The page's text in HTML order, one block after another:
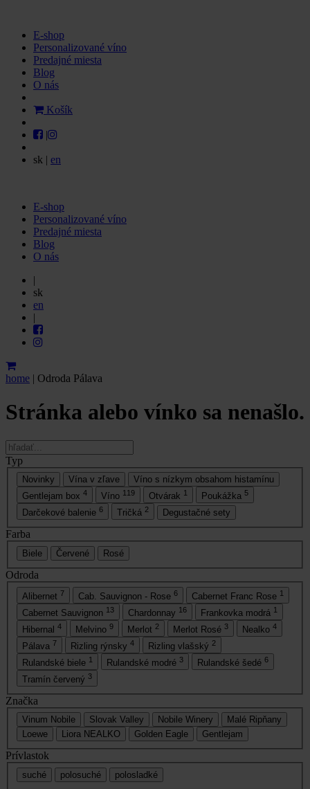
E-shop
Personalizované víno
Predajné miesta
Blog
O nás
Košík
|
sk | en
E-shop
Personalizované víno
Predajné miesta
Blog
O nás
|
sk
en
|
home | Odroda Pálava
Stránka alebo vínko sa nenašlo.
Typ
Novinky Vína v zľave
Víno s nízkym obsahom histamínu
Gentlejam box 4 Víno 119 Otvárak 1 Poukážka 5
Darčekové balenie 6 Tričká 2 Degustačné sety
Farba
Biele Červené Rosé
Odroda
Alibernet 7 Cab. Sauvignon - Rose 6 Cabernet Franc Rose 1
Cabernet Sauvignon 13 Chardonnay 16 Frankovka modrá 1
Hibernal 4 Melvino 9 Merlot 2 Merlot Rosé 3 Nealko 4
Pálava 7 Rizling rýnsky 4 Rizling vlašský 2
Rulandské biele 1 Rulandské modré 3 Rulandské šedé 6
Tramín červený 3
Značka
Vinum Nobile Slovak Valley Nobile Winery
Malé Ripňany
Loewe
Liora NEALKO Golden Eagle Gentlejam
Prívlastok
suché polosuché polosladké